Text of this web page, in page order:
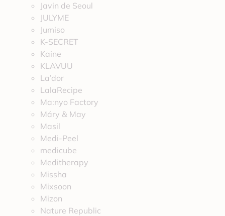
Javin de Seoul
JULYME
Jumiso
K-SECRET
Kaine
KLAVUU
La’dor
LalaRecipe
Ma:nyo Factory
Máry & May
Masil
Medi-Peel
medicube
Meditherapy
Missha
Mixsoon
Mizon
Nature Republic